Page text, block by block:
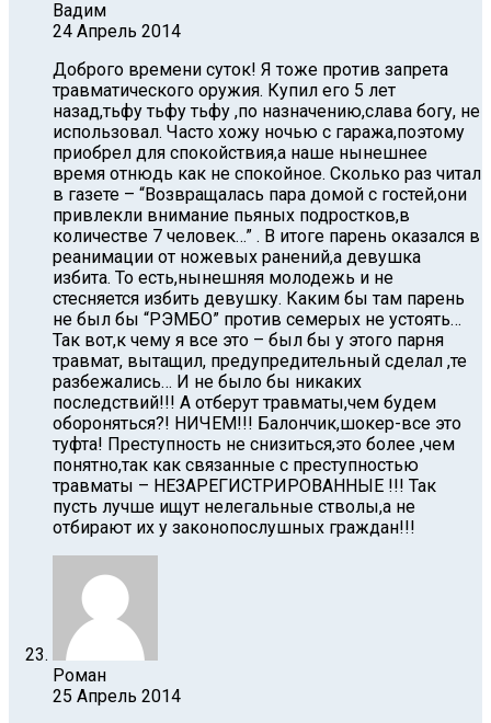
Вадим
24 Апрель 2014
Доброго времени суток! Я тоже против запрета
травматического оружия. Купил его 5 лет
назад,тьфу тьфу тьфу ,по назначению,слава богу, не
использовал. Часто хожу ночью с гаража,поэтому
приобрел для спокойствия,а наше нынешнее
время отнюдь как не спокойное. Сколько раз читал
в газете – “Возвращалась пара домой с гостей,они
привлекли внимание пьяных подростков,в
количестве 7 человек…” . В итоге парень оказался в
реанимации от ножевых ранений,а девушка
избита. То есть,нынешняя молодежь и не
стесняется избить девушку. Каким бы там парень
не был бы “РЭМБО” против семерых не устоять…
Так вот,к чему я все это – был бы у этого парня
травмат, вытащил, предупредительный сделал ,те
разбежались… И не было бы никаких
последствий!!! А отберут травматы,чем будем
обороняться?! НИЧЕМ!!! Балончик,шокер-все это
туфта! Преступность не снизиться,это более ,чем
понятно,так как связанные с преступностью
травматы – НЕЗАРЕГИСТРИРОВАННЫЕ !!! Так
пусть лучше ищут нелегальные стволы,а не
отбирают их у законопослушных граждан!!!
Роман
25 Апрель 2014